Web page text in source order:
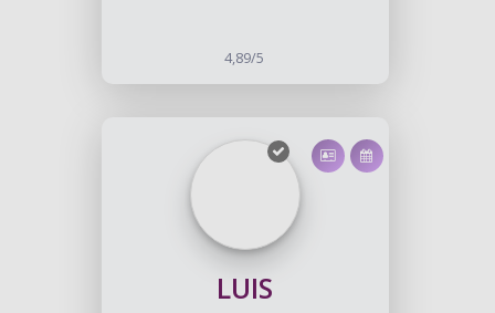
4,89/5
LUIS